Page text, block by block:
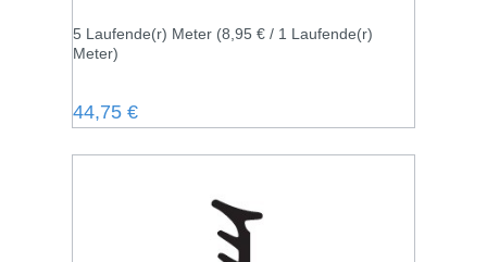
5 Laufende(r) Meter (8,95 € / 1 Laufende(r)
Meter)
Regulärer Preis:
44,75 €